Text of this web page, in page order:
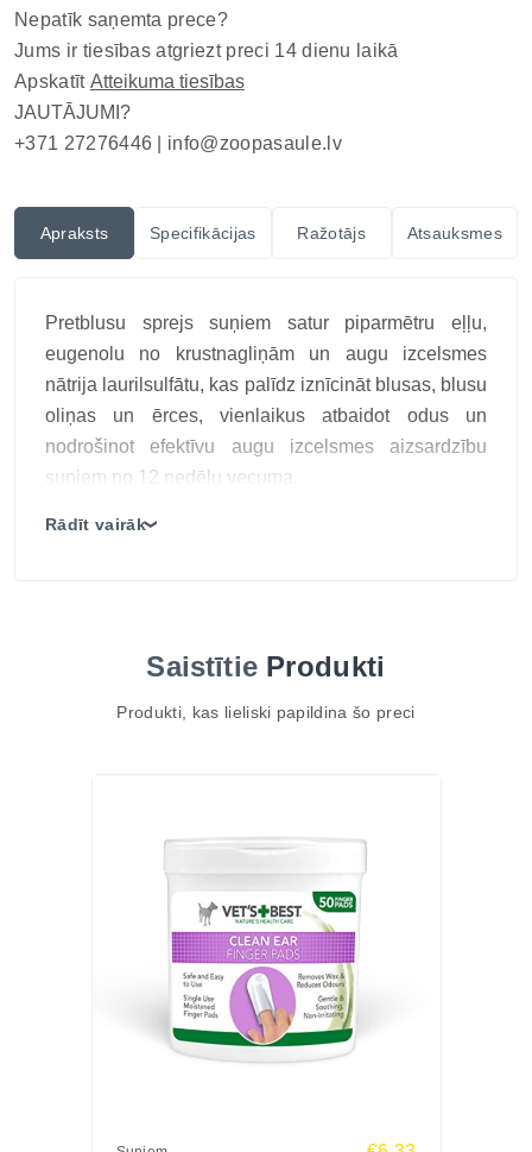
Nepatīk saņemta prece?
Jums ir tiesības atgriezt preci 14 dienu laikā
Apskatīt Atteikuma tiesības
JAUTĀJUMI?
+371 27276446 | info@zoopasaule.lv
Apraksts Specifikācijas Ražotājs Atsauksmes
Pretblusu sprejs suņiem satur piparmētru eļļu,
eugenolu no krustnagliņām un augu izcelsmes
nātrija laurilsulfātu, kas palīdz iznīcināt blusas, blusu
oliņas un ērces, vienlaikus atbaidot odus un
nodrošinot efektīvu augu izcelsmes aizsardzību
suņiem no 12 nedēļu vecuma.
krustnagliņu lapu ekstrakts, eikalipta ekstrakts,
Nav piemērojamas
Lietošanas instrukcija:
Pirms lietošanas sakratīt. Lietot tikai suņiem, kas
vecāki par 12 nedēļām.
Blusām: izsmidzināt 3 pumpīšu devas uz kakla un
astes pamatnes, ieķemmēt apmatojumā.
Ērcēm: izsmidzināt tieši uz ērces un atstāt.
Izvairīties no saskares ar acīm un nāsīm. Pēc
Rādīt vairāk❯
Saistītie Produkti
Produkti, kas lieliski papildina šo preci